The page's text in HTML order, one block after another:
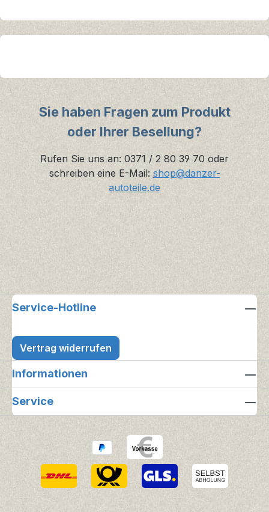
Sie haben Fragen zum Produkt
oder Ihrer Besellung?
Rufen Sie uns an: 0371 / 2 80 39 70 oder
schreiben eine E-Mail: shop@danzer-
autoteile.de
Service-Hotline
Vertrag widerrufen
Informationen
Service